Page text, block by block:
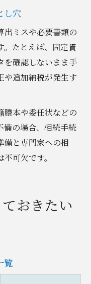
し穴
出ミスや必要書類の
。たとえば、固定資
を確認しないまま手
や追加納税が発生す
謄本や委任状などの
備の場合、相続手続
備と専門家への相
可欠です。
おきたい
覧